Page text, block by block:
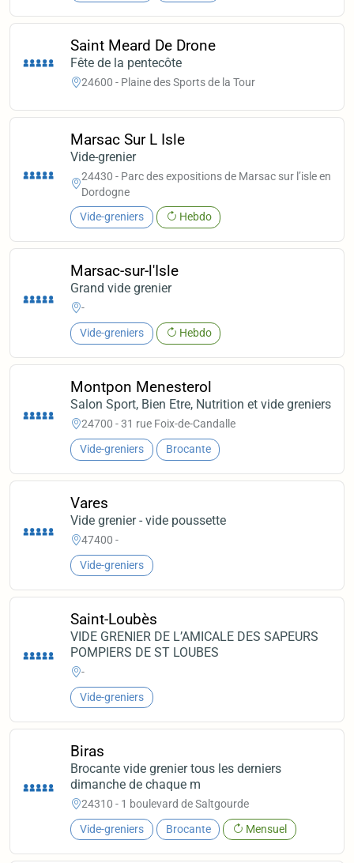
Saint Meard De Drone
Fête de la pentecôte
24600 - Plaine des Sports de la Tour
Marsac Sur L Isle
Vide-grenier
24430 - Parc des expositions de Marsac sur l’isle en
Dordogne
Vide-greniers Hebdo
Marsac-sur-l'Isle
Grand vide grenier
-
Vide-greniers Hebdo
Montpon Menesterol
Salon Sport, Bien Etre, Nutrition et vide greniers
24700 - 31 rue Foix-de-Candalle
Vide-greniers Brocante
Vares
Vide grenier - vide poussette
47400 -
Vide-greniers
Saint-Loubès
VIDE GRENIER DE L’AMICALE DES SAPEURS
POMPIERS DE ST LOUBES
-
Vide-greniers
Biras
Brocante vide grenier tous les derniers
dimanche de chaque m
24310 - 1 boulevard de Saltgourde
Vide-greniers Brocante Mensuel